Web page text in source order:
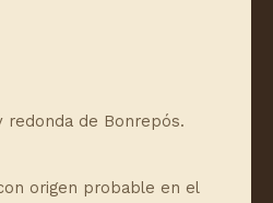
redonda de Bonrepós.
origen probable en el